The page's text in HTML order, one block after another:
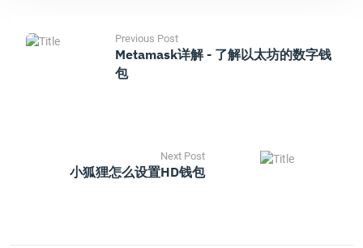
Previous Post
Metamask详解 - 了解以太坊的数字钱
包
Next Post
小狐狸怎么设置HD钱包